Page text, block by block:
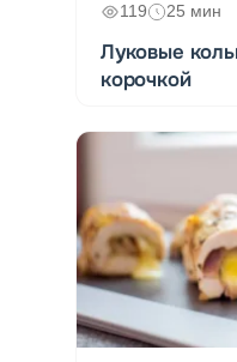
119 25 мин
Луковые
корочкой